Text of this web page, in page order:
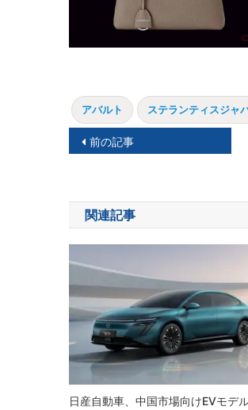
アバルト ステランティスジャ
投
ナ
ビ
ゲ
ー
シ
ョ
ン
前の記事
関連記事
日産自動車、中国市場向けEVモデ